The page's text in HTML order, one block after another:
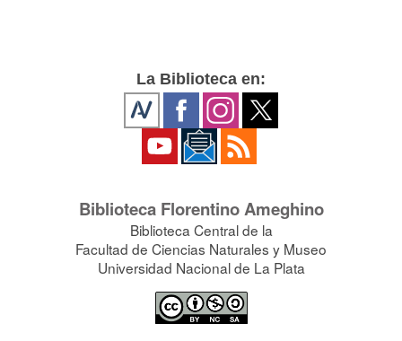
La Biblioteca en:
Biblioteca Florentino Ameghino
Biblioteca Central de la
Facultad de Ciencias Naturales y Museo
Universidad Nacional de La Plata